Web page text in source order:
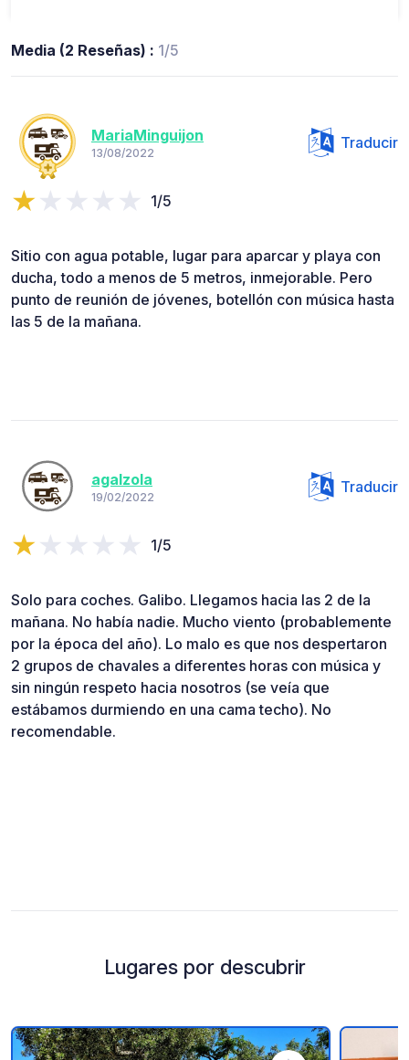
Media (2 Reseñas) : 1/5
MariaMinguijon
13/08/2022
Traducir
1/5
Sitio con agua potable, lugar para aparcar y playa con
ducha, todo a menos de 5 metros, inmejorable. Pero
punto de reunión de jóvenes, botellón con música hasta
las 5 de la mañana.
agalzola
19/02/2022
Traducir
1/5
Solo para coches. Galibo. Llegamos hacia las 2 de la
mañana. No había nadie. Mucho viento (probablemente
por la época del año). Lo malo es que nos despertaron
2 grupos de chavales a diferentes horas con música y
sin ningún respeto hacia nosotros (se veía que
estábamos durmiendo en una cama techo). No
recomendable.
Lugares por descubrir